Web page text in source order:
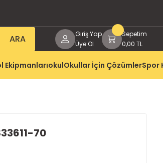
ARA
Giriş Yap
Üye Ol
Sepetim
0,00 TL
EkipmanlarıokulOkullar İçin ÇözümlerSpor
70